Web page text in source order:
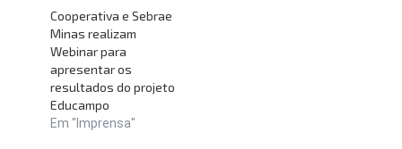
Cooperativa e Sebrae
Minas realizam
Webinar para
apresentar os
resultados do projeto
Educampo
Em "Imprensa"